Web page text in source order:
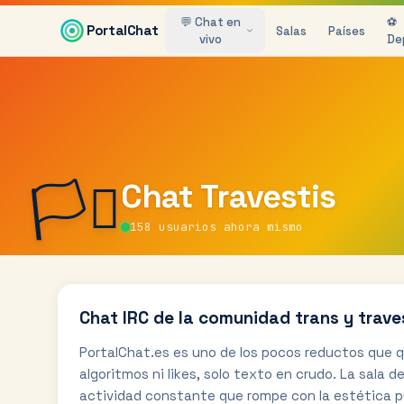
Saltar al contenido principal
PortalChat
💬 Chat en
vivo
Salas Países
⚽
🏳️‍⚧️Chat Travestis
158 usuarios ahora mismo
Chat IRC de la comunidad trans y
PortalChat.es es uno de los pocos reductos que
algoritmos ni likes, solo texto en crudo. La sala
actividad constante que rompe con la estética